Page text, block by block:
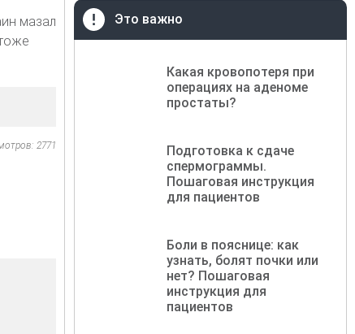
мазал
2771
Это важно
Какая кровопотеря при
операциях на аденоме
простаты?
Подготовка к сдаче
спермограммы.
Пошаговая инструкция
для пациентов
Боли в пояснице: как
узнать, болят почки или
нет? Пошаговая
инструкция для
пациентов